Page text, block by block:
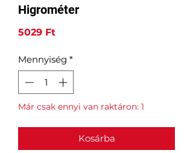
Higrométer
5029 FtÁr
Mennyiség *
Már csak ennyi van raktáron: 1
Kosárba